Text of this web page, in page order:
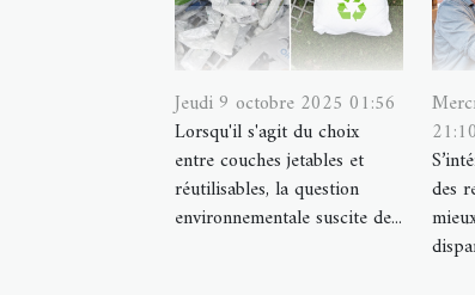
Jeudi 9 octobre 2025 01:56
Lorsqu'il s'agit du choix
entre couches jetables et
réutilisables, la question
environnementale suscite de...
21:10
des